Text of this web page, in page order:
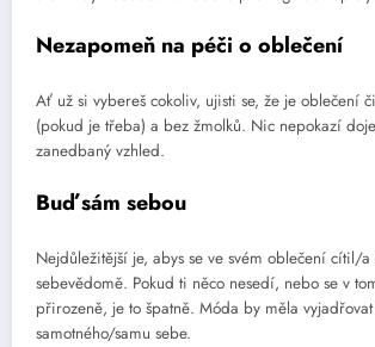
Nezapomeň na péči o oblečení
Ať už si vybereš cokoliv, ujisti se, že je oblečení
(pokud je třeba) a bez žmolků. Nic nepokazí
zanedbaný vzhled.
Buď sám sebou
Nejdůležitější je, abys se ve svém oblečení cítil/
sebevědomě. Pokud ti něco nesedí, nebo se v
přirozeně, je to špatně. Móda by měla
samotného/samu sebe.